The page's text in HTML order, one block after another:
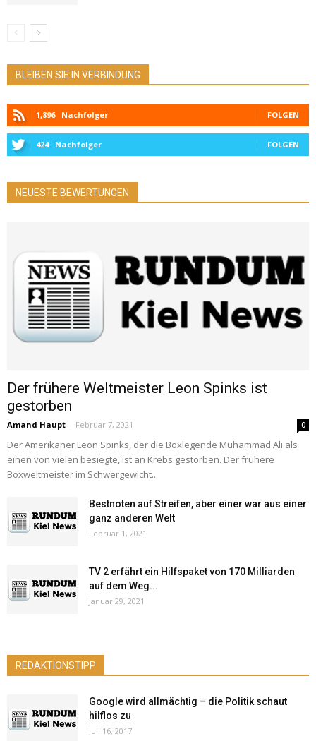
BLEIBEN SIE IN VERBINDUNG
1,896 Nachfolger FOLGEN
424 Nachfolger FOLGEN
NEUESTE BEWERTUNGEN
Der frühere Weltmeister Leon Spinks ist
gestorben
Amand Haupt - Februar 7, 2021 0
Der Amerikaner Leon Spinks, der die Boxlegende Muhammad Ali als
einen von vielen besiegte, ist an Krebs gestorben. Der frühere
Boxweltmeister im Schwergewicht...
Bestnoten auf Streifen, aber einer war aus einer
ganz anderen Welt
Februar 1, 2021
TV 2 erfährt ein Hilfspaket von 170 Milliarden
auf dem Weg...
Januar 29, 2021
REDAKTIONSTIPP
Google wird allmächtig – die Politik schaut
hilflos zu
Juli 16, 2017